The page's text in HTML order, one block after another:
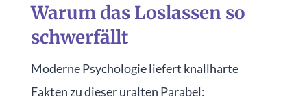
Warum das Loslassen so
schwerfällt
Moderne Psychologie liefert knallharte
Fakten zu dieser uralten Parabel: